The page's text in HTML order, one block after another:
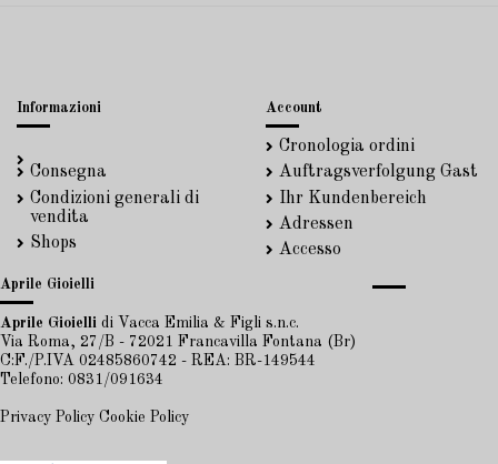
Informazioni
Consegna
Condizioni generali di
vendita
Shops
Account
Cronologia ordini
Auftragsverfolgung Gast
Ihr Kundenbereich
Adressen
Accesso
Aprile Gioielli
Aprile Gioielli di Vacca Emilia & Figli s.n.c.
Via Roma, 27/B - 72021 Francavilla Fontana (Br)
C:F./P.IVA 02485860742 - REA: BR-149544
Telefono: 0831/091634
Privacy Policy Cookie Policy